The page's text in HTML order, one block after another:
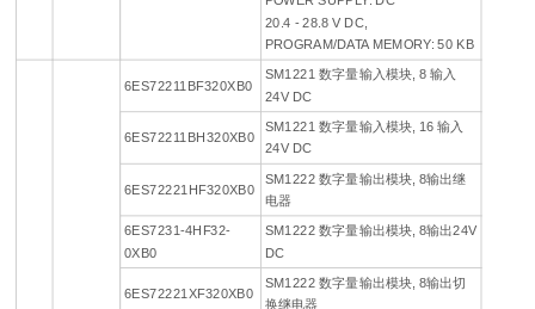
20.4 - 28.8 V DC,
PROGRAM/DATA MEMORY: 50 KB
6ES72211BF320XB0
SM1221 数字量输入模块, 8 输入
24V DC
6ES72211BH320XB0
SM1221 数字量输入模块, 16 输入
24V DC
6ES72221HF320XB0
SM1222 数字量输出模块, 8输出继
电器
6ES7231-4HF32-
0XB0
SM1222 数字量输出模块, 8输出24V
DC
6ES72221XF320XB0
SM1222 数字量输出模块, 8输出切
换继电器